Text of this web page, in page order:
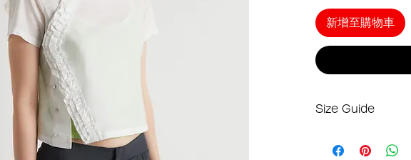
新增至購物車
Size Guide
XSサイズ